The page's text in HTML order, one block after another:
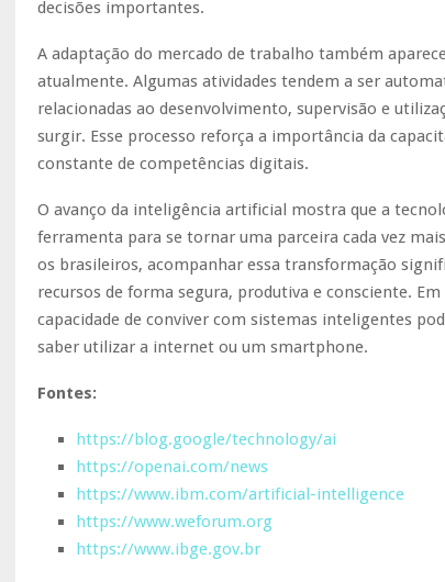
decisões importantes.
A adaptação do mercado de trabalho também
atualmente. Algumas atividades tendem a ser
relacionadas ao desenvolvimento, supervisão e
surgir. Esse processo reforça a importância da
constante de competências digitais.
O avanço da inteligência artificial mostra que a
ferramenta para se tornar uma parceira cada vez
os brasileiros, acompanhar essa transformação
recursos de forma segura, produtiva e consciente.
capacidade de conviver com sistemas inteligentes
saber utilizar a internet ou um smartphone.
Fontes:
https://blog.google/technology/ai
https://openai.com/news
https://www.ibm.com/artificial-intelligence
https://www.weforum.org
https://www.ibge.gov.br